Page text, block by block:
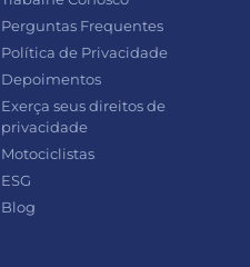
Perguntas Frequentes
Política de Privacidade
Depoimentos
Exerça seus direitos de
privacidade
Motociclistas
ESG
Blog